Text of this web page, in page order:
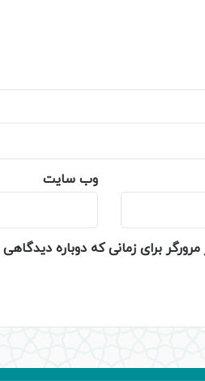
وب‌ سایت
برای زمانی که دوباره